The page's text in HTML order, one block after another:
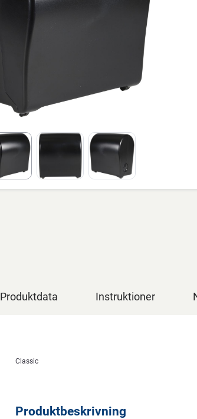
Produktdata Instruktioner
Beskrivning
Classic
Produktbeskrivning